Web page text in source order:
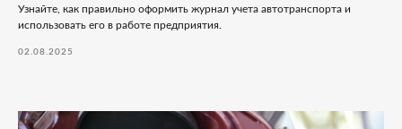
Узнайте, как правильно оформить журнал учета автотранспорта и
использовать его в работе предприятия.
02.08.2025